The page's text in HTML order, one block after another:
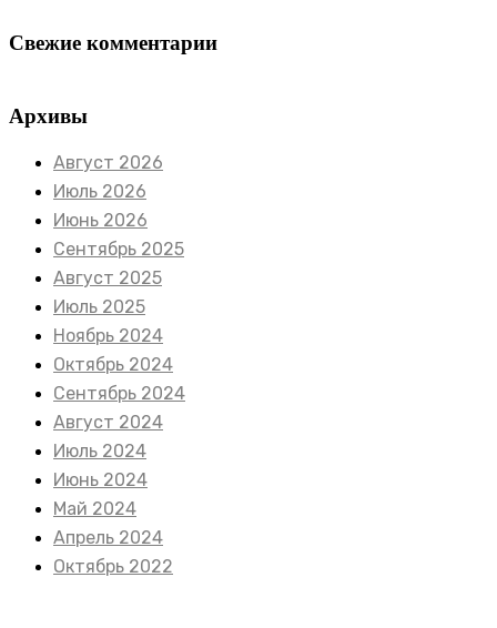
Свежие комментарии
Архивы
Август 2026
Июль 2026
Июнь 2026
Сентябрь 2025
Август 2025
Июль 2025
Ноябрь 2024
Октябрь 2024
Сентябрь 2024
Август 2024
Июль 2024
Июнь 2024
Май 2024
Апрель 2024
Октябрь 2022